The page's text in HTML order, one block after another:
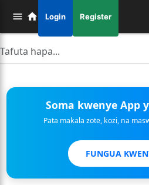
Login Register
Soma kwenye App
Pata makala zote, kozi, na
FUNGUA